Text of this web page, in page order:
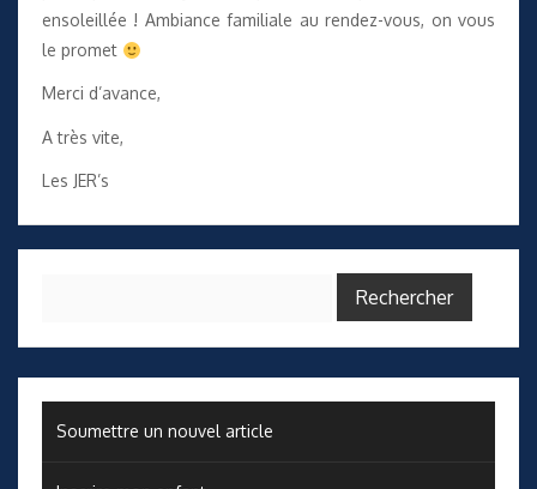
ensoleillée ! Ambiance familiale au rendez-vous, on vous
le promet
Merci d’avance,
A très vite,
Les JER’s
Soumettre un nouvel article